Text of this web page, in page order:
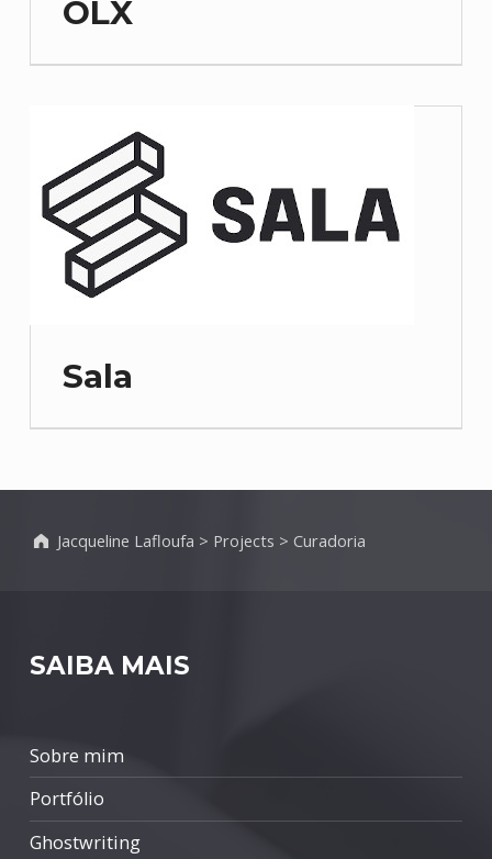
OLX
Sala
Jacqueline Lafloufa > Projects > Curadoria
SAIBA MAIS
Sobre mim
Portfólio
Ghostwriting